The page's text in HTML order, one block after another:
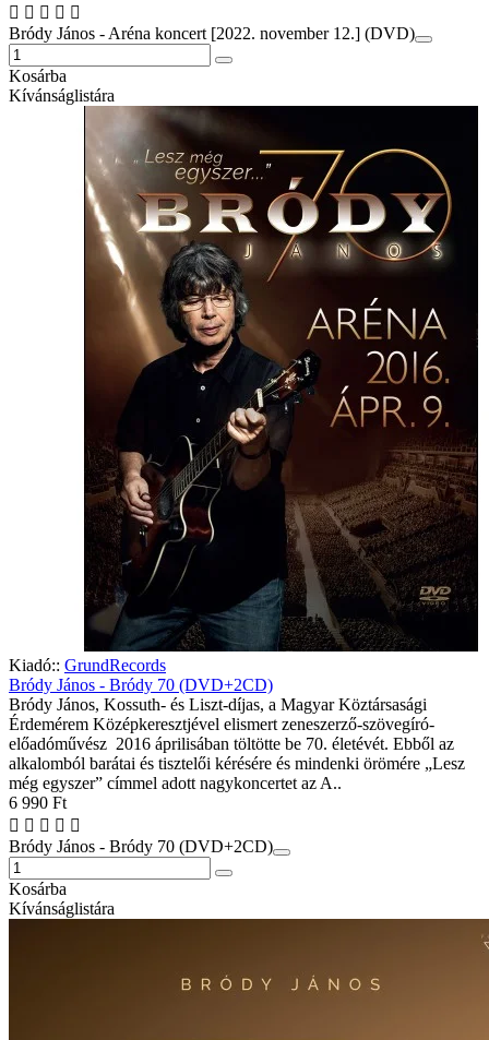
Bródy János - Aréna koncert [2022. november 12.] (DVD)
Kosárba
Kívánságlistára
Kiadó:: GrundRecords
Bródy János - Bródy 70 (DVD+2CD)
Bródy János, Kossuth- és Liszt-díjas, a Magyar Köztársasági
Érdemérem Középkeresztjével elismert zeneszerző-szövegíró-
előadóművész 2016 áprilisában töltötte be 70. életévét. Ebből az
alkalomból barátai és tisztelői kérésére és mindenki örömére „Lesz
még egyszer” címmel adott nagykoncertet az A..
6 990 Ft
Bródy János - Bródy 70 (DVD+2CD)
Kosárba
Kívánságlistára